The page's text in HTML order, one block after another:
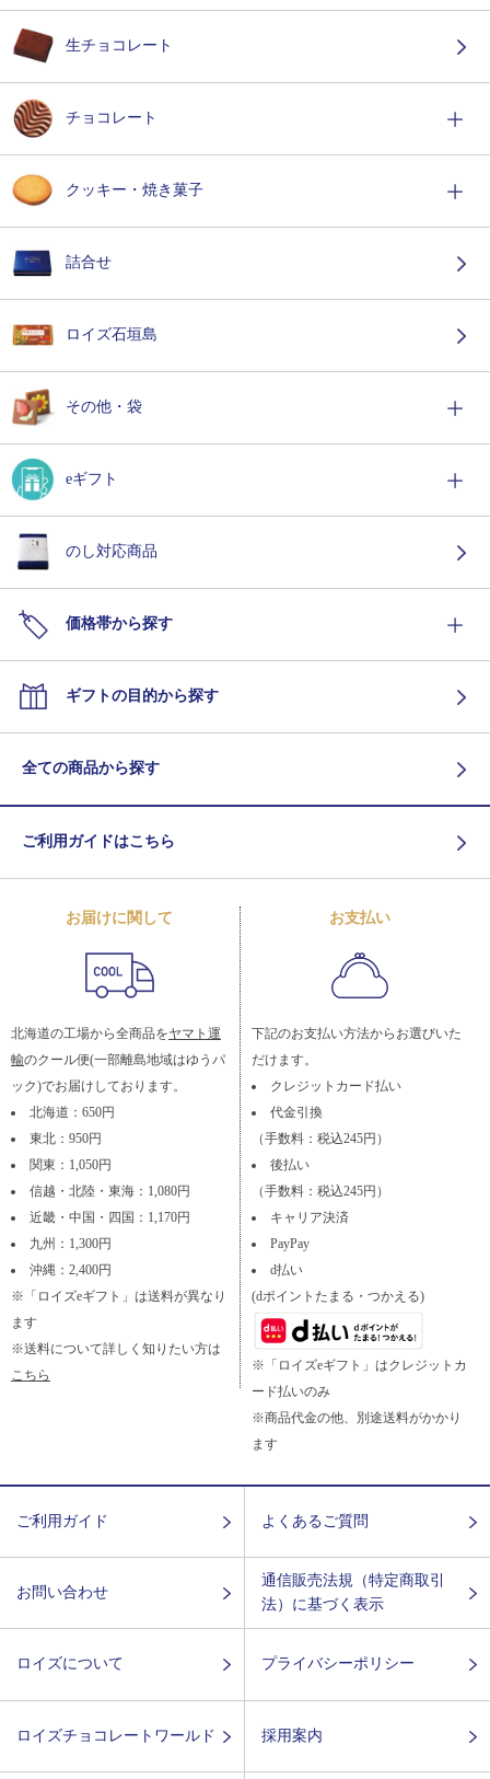
生チョコレート
チョコレート
クッキー・焼き菓子
詰合せ
ロイズ石垣島
その他・袋
eギフト
のし対応商品
価格帯から探す
ギフトの目的から探す
全ての商品から探す
ご利用ガイドはこちら
お届けに関して
北海道の工場から全商品をヤマト運
輸のクール便(一部離島地域はゆうパ
ック)でお届けしております。
北海道：650円
東北：950円
関東：1,050円
信越・北陸・東海：1,080円
近畿・中国・四国：1,170円
九州：1,300円
沖縄：2,400円
※「ロイズeギフト」は送料が異なり
ます
※送料について詳しく知りたい方は
こちら
お支払い
下記のお支払い方法からお選びいた
だけます。
クレジットカード払い
代金引換
（手数料：税込245円）
後払い
（手数料：税込245円）
キャリア決済
PayPay
d払い
(dポイントたまる・つかえる)
※「ロイズeギフト」はクレジットカ
ード払いのみ
※商品代金の他、別途送料がかかり
ます
ご利用ガイド よくあるご質問
お問い合わせ
通信販売法規（特定商取引
法）に基づく表示
ロイズについて プライバシーポリシー
ロイズチョコレートワールド 採用案内